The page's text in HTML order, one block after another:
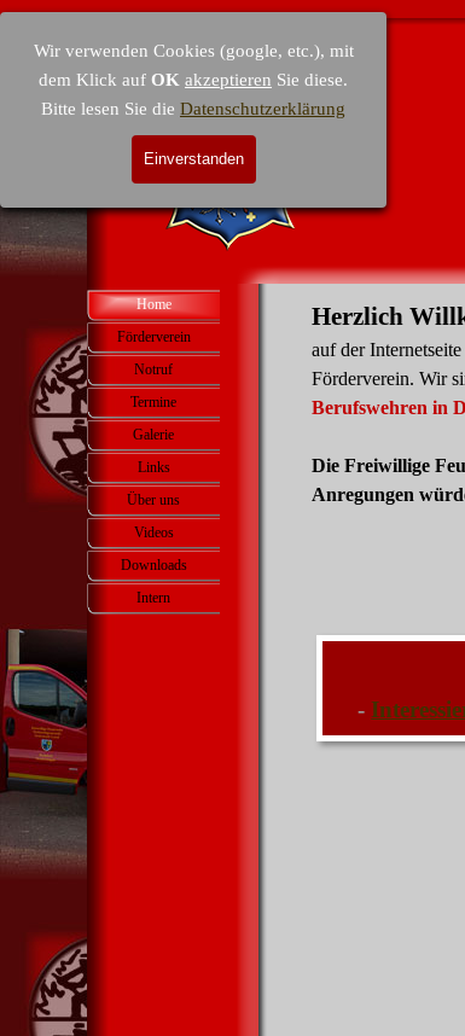
Wir verwenden Cookies (google, etc.), mit
dem Klick auf OK akzeptieren Sie diese.
Bitte lesen Sie die Datenschutzerklärung
Einverstanden
Direkt zum Seiteninhalt
Menü überspringen
Home
Förderverein
Notruf
Termine
Galerie
Links
Über uns
Videos
Downloads
Intern
Herzlich
auf der
Förderverein. Wir
Berufswehren in
Die Freiwillige
Anregungen
-